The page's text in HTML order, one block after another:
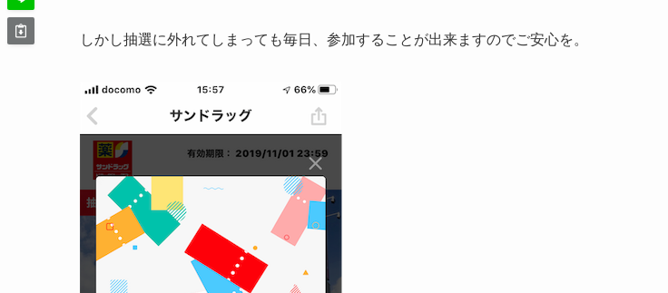
しかし抽選に外れてしまっても毎日、参加することが出来ますのでご安心を。